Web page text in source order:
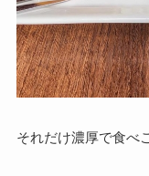
それだけ濃厚で食べ